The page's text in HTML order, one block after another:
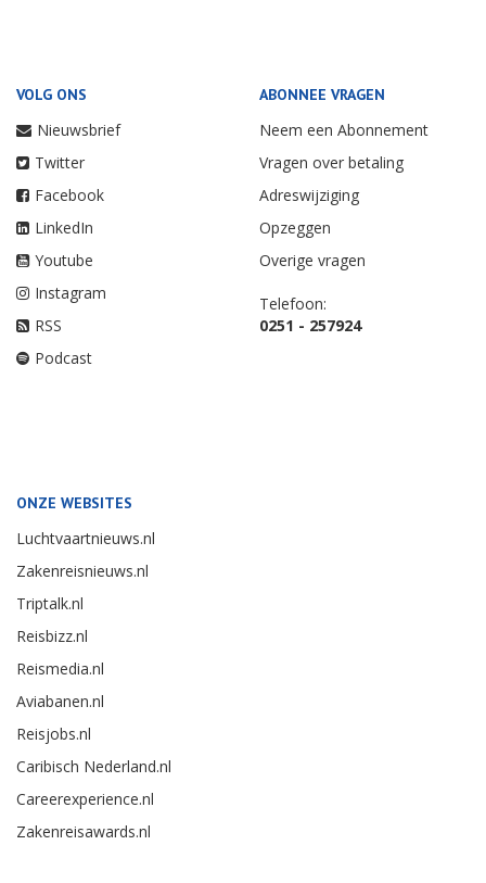
VOLG ONS
Nieuwsbrief
Twitter
Facebook
LinkedIn
Youtube
Instagram
RSS
Podcast
ABONNEE VRAGEN
Neem een Abonnement
Vragen over betaling
Adreswijziging
Opzeggen
Overige vragen
Telefoon:
0251 - 257924
ONZE WEBSITES
Luchtvaartnieuws.nl
Zakenreisnieuws.nl
Triptalk.nl
Reisbizz.nl
Reismedia.nl
Aviabanen.nl
Reisjobs.nl
Caribisch Nederland.nl
Careerexperience.nl
Zakenreisawards.nl